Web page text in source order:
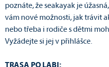
poznáte, že seakayak je
vám nové možnosti, jak trávit
nebo třeba i rodiče s dětmi
Vyžádejte si jej v přihlášce.